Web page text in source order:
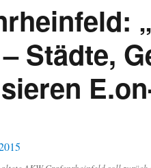
Städte,